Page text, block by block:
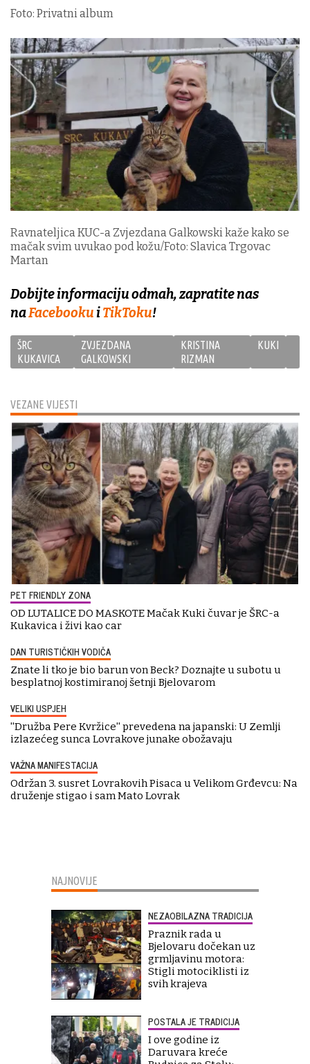
VEZANE VIJESTI
PET FRIENDLY ZONA
OD LUTALICE DO MASKOTE Mačak Kuki čuvar je ŠRC-a
Kukavica i živi kao car
DAN TURISTIČKIH VODIČA
Znate li tko je bio barun von Beck? Doznajte u subotu u
besplatnoj kostimiranoj šetnji Bjelovarom
VELIKI USPJEH
''Družba Pere Kvržice'' prevedena na japanski: U Zemlji
izlazećeg sunca Lovrakove junake obožavaju
VAŽNA MANIFESTACIJA
Održan 3. susret Lovrakovih Pisaca u Velikom Grđevcu: Na
druženje stigao i sam Mato Lovrak
Foto: Privatni album
Ravnateljica KUC-a Zvjezdana Galkowski kaže kako se
mačak svim uvukao pod kožu/Foto: Slavica Trgovac
Martan
Dobijte informaciju odmah, zapratite nas
naFacebookuiTikToku!
ŠRC
KUKAVICA
ZVJEZDANA
GALKOWSKI
KRISTINA
RIZMAN
KUKI
NAJNOVIJE
NEZAOBILAZNA TRADICIJA
Praznik rada u
Bjelovaru dočekan uz
grmljavinu motora:
Stigli motociklisti iz
svih krajeva
POSTALA JE TRADICIJA
I ove godine iz
Daruvara kreće